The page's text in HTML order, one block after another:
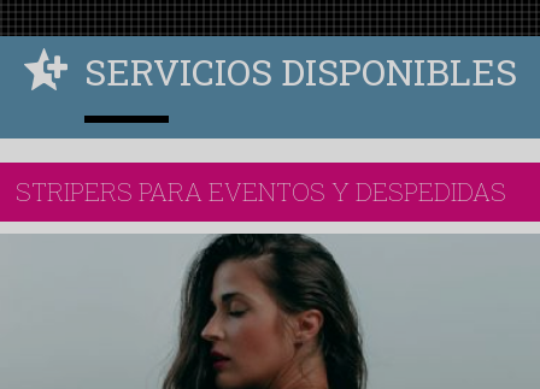
SERVICIOS DISPONIBLES
STRIPERS PARA EVENTOS Y DESPEDIDAS